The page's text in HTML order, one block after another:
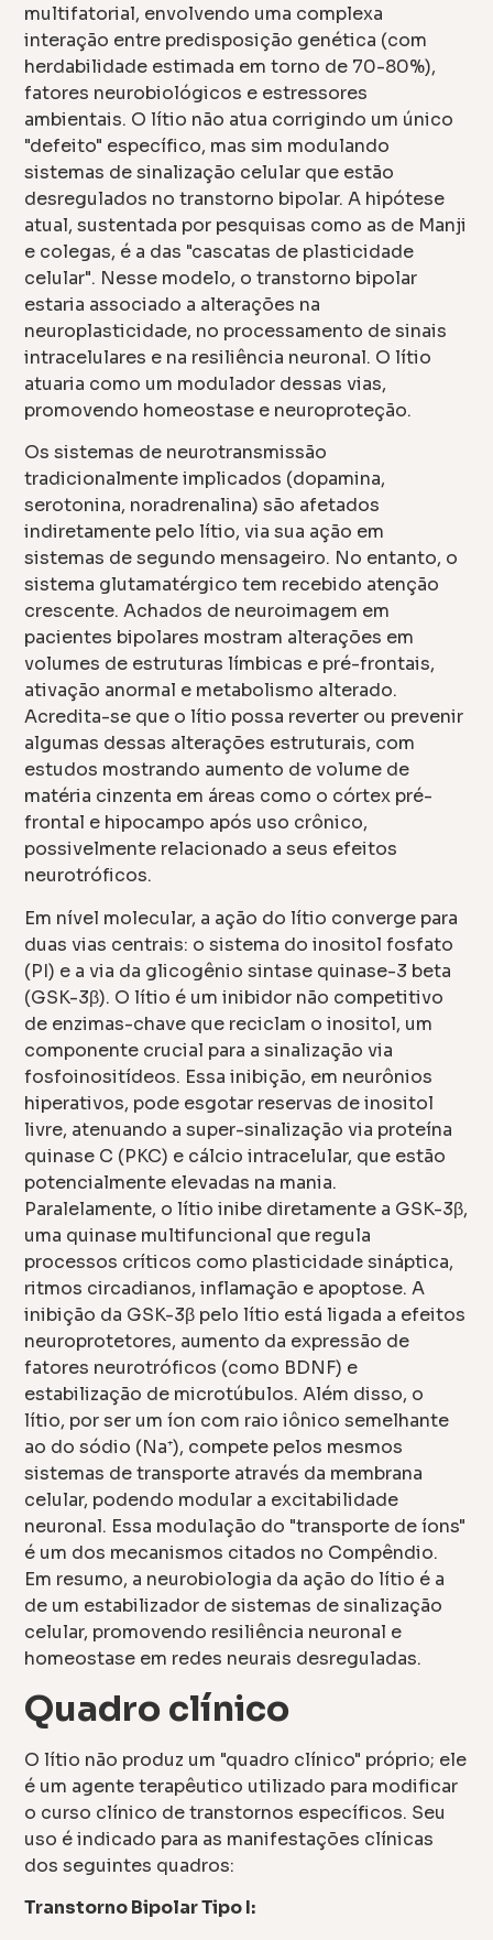
multifatorial, envolvendo uma complexa
interação entre predisposição genética (com
herdabilidade estimada em torno de 70-80%),
fatores neurobiológicos e estressores
ambientais. O lítio não atua corrigindo um único
"defeito" específico, mas sim modulando
sistemas de sinalização celular que estão
desregulados no transtorno bipolar. A hipótese
atual, sustentada por pesquisas como as de Manji
e colegas, é a das "cascatas de plasticidade
celular". Nesse modelo, o transtorno bipolar
estaria associado a alterações na
neuroplasticidade, no processamento de sinais
intracelulares e na resiliência neuronal. O lítio
atuaria como um modulador dessas vias,
promovendo homeostase e neuroproteção.
Os sistemas de neurotransmissão
tradicionalmente implicados (dopamina,
serotonina, noradrenalina) são afetados
indiretamente pelo lítio, via sua ação em
sistemas de segundo mensageiro. No entanto, o
sistema glutamatérgico tem recebido atenção
crescente. Achados de neuroimagem em
pacientes bipolares mostram alterações em
volumes de estruturas límbicas e pré-frontais,
ativação anormal e metabolismo alterado.
Acredita-se que o lítio possa reverter ou prevenir
algumas dessas alterações estruturais, com
estudos mostrando aumento de volume de
matéria cinzenta em áreas como o córtex pré-
frontal e hipocampo após uso crônico,
possivelmente relacionado a seus efeitos
neurotróficos.
Em nível molecular, a ação do lítio converge para
duas vias centrais: o sistema do inositol fosfato
(PI) e a via da glicogênio sintase quinase-3 beta
(GSK-3β). O lítio é um inibidor não competitivo
de enzimas-chave que reciclam o inositol, um
componente crucial para a sinalização via
fosfoinositídeos. Essa inibição, em neurônios
hiperativos, pode esgotar reservas de inositol
livre, atenuando a super-sinalização via proteína
quinase C (PKC) e cálcio intracelular, que estão
potencialmente elevadas na mania.
Paralelamente, o lítio inibe diretamente a GSK-3β,
uma quinase multifuncional que regula
processos críticos como plasticidade sináptica,
ritmos circadianos, inflamação e apoptose. A
inibição da GSK-3β pelo lítio está ligada a efeitos
neuroprotetores, aumento da expressão de
fatores neurotróficos (como BDNF) e
estabilização de microtúbulos. Além disso, o
lítio, por ser um íon com raio iônico semelhante
ao do sódio (Na⁺), compete pelos mesmos
sistemas de transporte através da membrana
celular, podendo modular a excitabilidade
neuronal. Essa modulação do "transporte de íons"
é um dos mecanismos citados no Compêndio.
Em resumo, a neurobiologia da ação do lítio é a
de um estabilizador de sistemas de sinalização
celular, promovendo resiliência neuronal e
homeostase em redes neurais desreguladas.
Quadro clínico
O lítio não produz um "quadro clínico" próprio; ele
é um agente terapêutico utilizado para modificar
o curso clínico de transtornos específicos. Seu
uso é indicado para as manifestações clínicas
dos seguintes quadros:
Transtorno Bipolar Tipo I: